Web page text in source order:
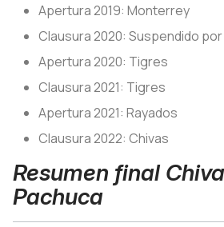
Apertura 2019: Monterrey
Clausura 2020: Suspendido
Apertura 2020: Tigres
Clausura 2021: Tigres
Apertura 2021: Rayados
Clausura 2022: Chivas
Resumen final
Pachuca